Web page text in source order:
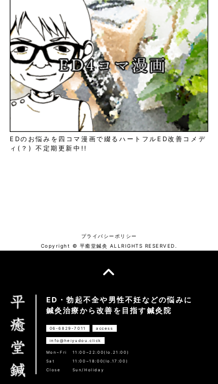
EDのお悩みを四コマ漫画で綴るハートフルED改善コメデ
ィ(？) 不定期更新中!!
プライバシーポリシー
Copyright © 平癒堂鍼灸 ALLRIGHTS RESERVED.
ED・勃起不全や男性不妊などの悩みに
鍼灸治療から改善を目指す鍼灸院
06-6829-7011 access
info@heiyudou.click
Mon~Fri
11:00~22:00(lo.21:00)
Sat
11:00~18:00(lo.17:00)
Close
Sun/Holiday